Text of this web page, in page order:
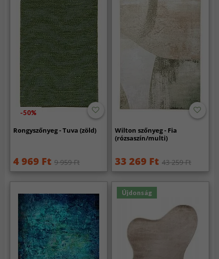
-50%
Rongyszőnyeg - Tuva (zöld)
4 969 Ft 9 959 Ft
Wilton szőnyeg - Fia
(rózsaszín/multi)
33 269 Ft 43 259 Ft
Újdonság